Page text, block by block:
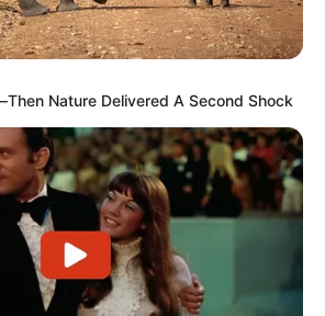
é pensar em estruturas que
facilidade.
Nature Delivered A Second Shock